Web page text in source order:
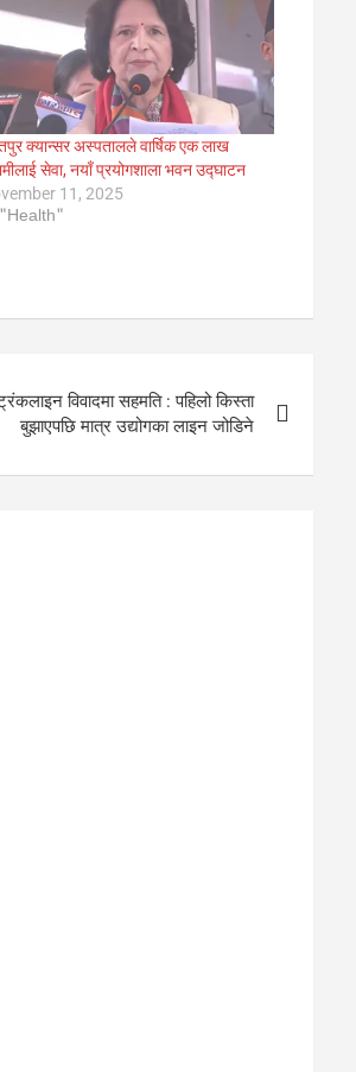
क्यान्सर अस्पतालले वार्षिक एक लाख
सेवा, नयाँ प्रयोगशाला भवन उद्घाटन
11, 2025
विवादमा सहमति : पहिलो किस्ता
बुझाएपछि मात्र उद्योगका लाइन जोडिने